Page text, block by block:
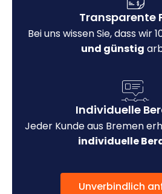
Transparente
Bei uns wissen Sie, dass wir
und günstig
Individuelle
Jeder Kunde aus Bremen
individuelle
Unverbindlich